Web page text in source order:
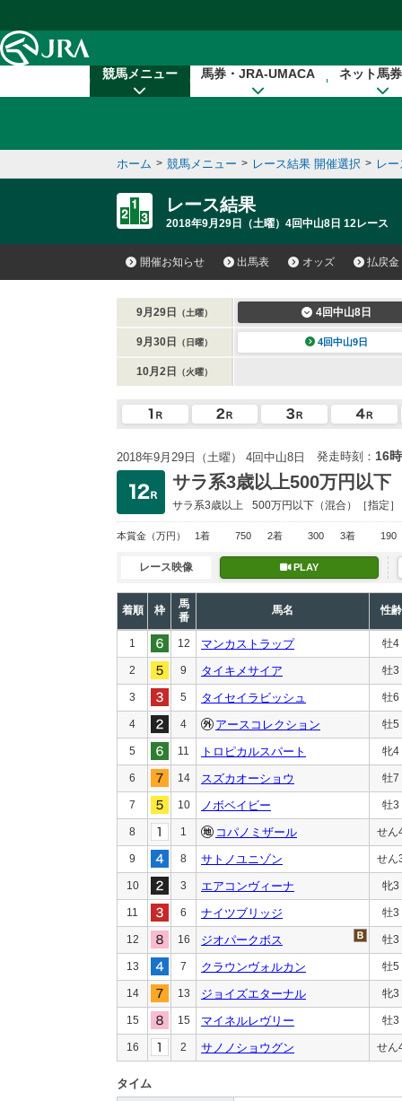
競馬メニュー 馬券・JRA-UMACA ネット馬
ホーム > 競馬メニュー > レース結果 開催選択 > レ
レース結果
2018年9月29日（土曜）4回中山8日 12レース
開催お知らせ 出馬表 オッズ 払戻金
9月29日 （土曜） 4回中山8日
9月30日 （日曜） 4回中山9日
10月2日 （火曜）
2018年9月29日（土曜） 4回中山8日 発走時刻： 16
サラ系3歳以上500万円以下
サラ系3歳以上 500万円以下 （混合）［指定］
本賞金 （万円） 1着 750 2着 300 3着 190
レース映像 PLAY
着順 枠
馬
番
馬名 性齢
1 12 マンカストラップ 牡4
2 9 タイキメサイア 牡3
3 5 タイセイラビッシュ 牡6
4 4 アースコレクション 牡5
5 11 トロピカルスパート 牝4
6 14 スズカオーショウ 牡7
7 10 ノボベイビー 牡3
8 1 コパノミザール せん
9 8 サトノユニゾン せん
10 3 エアコンヴィーナ 牝3
11 6 ナイツブリッジ 牡3
12 16 ジオパークボス 牡3
13 7 クラウンヴォルカン 牡5
14 13 ジョイズエターナル 牝3
15 15 マイネルレヴリー 牡3
16 2 サノノショウグン せん
タイム